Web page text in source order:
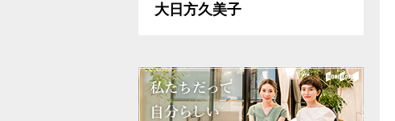
大日方久美子